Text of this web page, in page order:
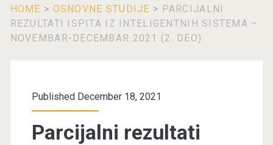
HOME > OSNOVNE STUDIJE > PARCIJALNI
REZULTATI ISPITA IZ INTELIGENTNIH SISTEMA –
NOVEMBAR-DECEMBAR 2021 (2. DEO)
Published December 18, 2021
Parcijalni rezultati